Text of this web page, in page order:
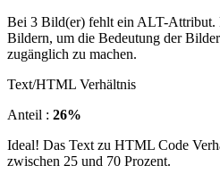
Bei 3 Bild(er) fehlt ein ALT-Attribut.
Bildern, um die Bedeutung der
zugänglich zu machen.
Text/HTML Verhältnis
Anteil : 26%
Ideal! Das Text zu HTML Code
zwischen 25 und 70 Prozent.